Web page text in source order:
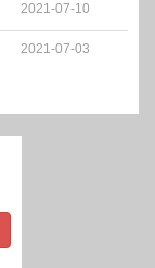
2021-07-10
2021-07-03